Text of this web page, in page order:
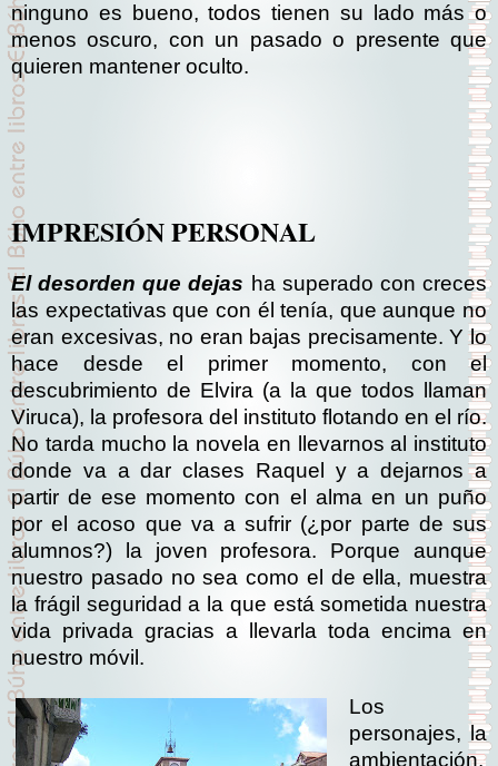
ninguno es bueno, todos tienen su lado más o
menos oscuro, con un pasado o presente que
quieren mantener oculto.
IMPRESIÓN PERSONAL
El desorden que dejas ha superado con creces
las expectativas que con él tenía, que aunque no
eran excesivas, no eran bajas precisamente. Y lo
hace desde el primer momento, con el
descubrimiento de Elvira (a la que todos llaman
Viruca), la profesora del instituto flotando en el río.
No tarda mucho la novela en llevarnos al instituto
donde va a dar clases Raquel y a dejarnos a
partir de ese momento con el alma en un puño
por el acoso que va a sufrir (¿por parte de sus
alumnos?) la joven profesora. Porque aunque
nuestro pasado no sea como el de ella, muestra
la frágil seguridad a la que está sometida nuestra
vida privada gracias a llevarla toda encima en
nuestro móvil.
Los
personajes, la
ambientación,